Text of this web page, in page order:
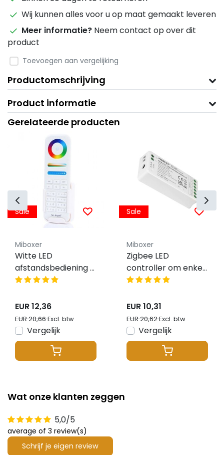
Wij kunnen alles voor u op maat gemaakt leveren
Meer informatie? Neem contact op over dit
product
Toevoegen aan vergelijking
Productomschrijving
Product informatie
Gerelateerde producten
Sale
Miboxer
Witte LED
afstandsbediening -
8 zones - Miboxer
EUR 12,36
EUR 20,66Excl. btw
Vergelijk
Sale
Miboxer
Zigbee LED
controller om enkel
kleurige LED strips te
Miboxer
EUR 10,31
EUR 20,62Excl. btw
Vergelijk
Wat onze klanten zeggen
5,0/5
average of 3 review(s)
Schrijf je eigen review